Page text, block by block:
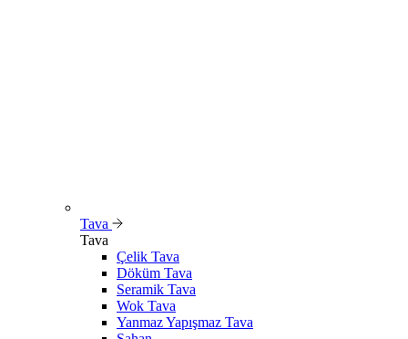
Tava
Tava
Çelik Tava
Döküm Tava
Seramik Tava
Wok Tava
Yanmaz Yapışmaz Tava